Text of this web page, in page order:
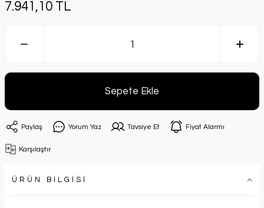
7.941,10 TL
Sepete Ekle
Paylaş Yorum Yaz Tavsiye Et Fiyat Alarmı
Karşılaştır
ÜRÜN BİLGİSİ